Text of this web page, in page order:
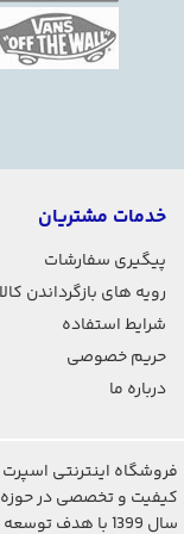
خدمات مشتریان
پیگیری سفارشات
رویه های بازگرداندن کالا
شرایط استفاده
حریم خصوصی
درباره ما
کیفیت و تخصصی در
سال 1399 با هدف